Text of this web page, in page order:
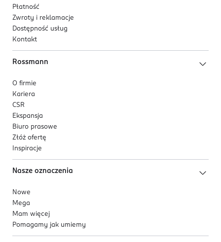
Płatność
Zwroty i reklamacje
Dostępność usług
Kontakt
Rossmann
O firmie
Kariera
CSR
Ekspansja
Biuro prasowe
Złóż ofertę
Inspiracje
Nasze oznaczenia
Nowe
Mega
Mam więcej
Pomagamy jak umiemy